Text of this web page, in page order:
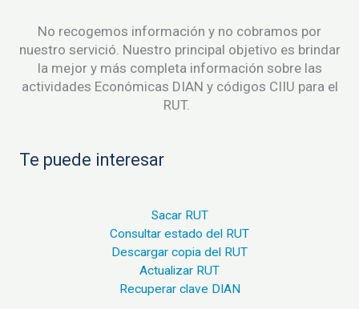
No recogemos información y no cobramos por
nuestro servició. Nuestro principal objetivo es brindar
la mejor y más completa información sobre las
actividades Económicas DIAN y códigos CIIU para el
RUT.
Te puede interesar
Sacar RUT
Consultar estado del RUT
Descargar copia del RUT
Actualizar RUT
Recuperar clave DIAN